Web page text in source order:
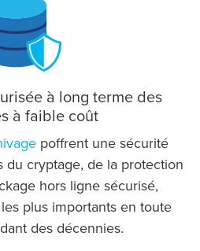
à long terme des
à faible coût
poffrent une sécurité
du cryptage, de la protection
hors ligne sécurisé,
plus importants en toute
des décennies.